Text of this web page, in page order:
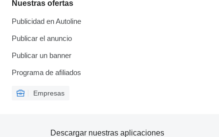
Nuestras ofertas
Publicidad en Autoline
Publicar el anuncio
Publicar un banner
Programa de afiliados
Empresas
Descargar nuestras aplicaciones